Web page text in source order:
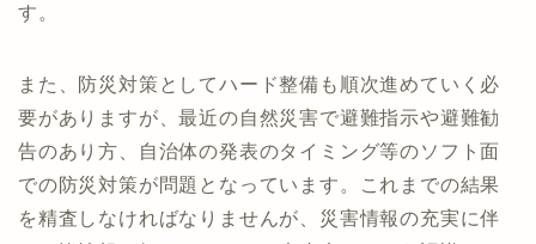
す。
また、防災対策としてハード整備も順次進めていく必
要がありますが、最近の自然災害で避難指示や避難勧
告のあり方、自治体の発表のタイミング等のソフト面
での防災対策が問題となっています。これまでの結果
を精査しなければなりませんが、災害情報の充実に伴